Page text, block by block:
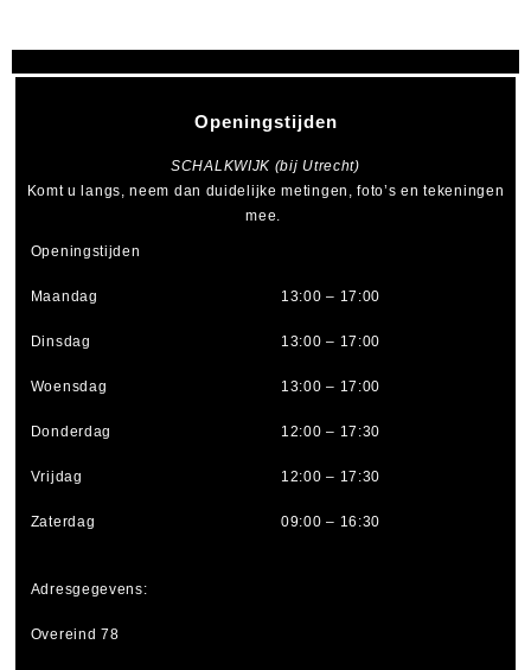
Openingstijden
SCHALKWIJK (bij Utrecht)
Komt u langs, neem dan duidelijke metingen, foto’s en tekeningen
mee.
Openingstijden
Maandag 13:00 – 17:00
Dinsdag 13:00 – 17:00
Woensdag 13:00 – 17:00
Donderdag 12:00 – 17:30
Vrijdag 12:00 – 17:30
Zaterdag 09:00 – 16:30
Adresgegevens:
Overeind 78